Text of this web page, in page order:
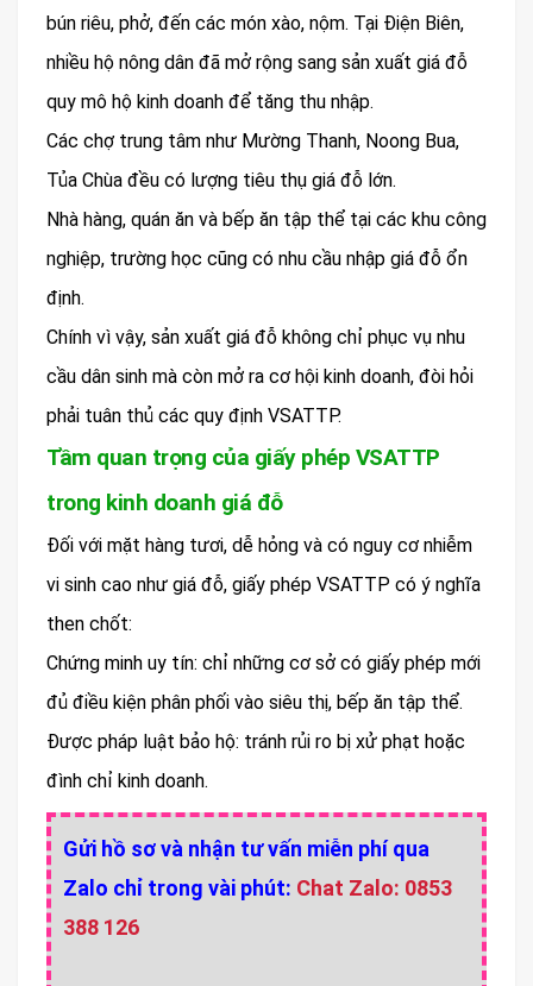
bún riêu, phở, đến các món xào, nộm. Tại Điện Biên,
nhiều hộ nông dân đã mở rộng sang sản xuất giá đỗ
quy mô hộ kinh doanh để tăng thu nhập.
Các chợ trung tâm như Mường Thanh, Noong Bua,
Tủa Chùa đều có lượng tiêu thụ giá đỗ lớn.
Nhà hàng, quán ăn và bếp ăn tập thể tại các khu công
nghiệp, trường học cũng có nhu cầu nhập giá đỗ ổn
định.
Chính vì vậy, sản xuất giá đỗ không chỉ phục vụ nhu
cầu dân sinh mà còn mở ra cơ hội kinh doanh, đòi hỏi
phải tuân thủ các quy định VSATTP.
Tầm quan trọng của giấy phép VSATTP
trong kinh doanh giá đỗ
Đối với mặt hàng tươi, dễ hỏng và có nguy cơ nhiễm
vi sinh cao như giá đỗ, giấy phép VSATTP có ý nghĩa
then chốt:
Chứng minh uy tín: chỉ những cơ sở có giấy phép mới
đủ điều kiện phân phối vào siêu thị, bếp ăn tập thể.
Được pháp luật bảo hộ: tránh rủi ro bị xử phạt hoặc
đình chỉ kinh doanh.
Gửi hồ sơ và nhận tư vấn miễn phí qua
Zalo chỉ trong vài phút: Chat Zalo: 0853
388 126